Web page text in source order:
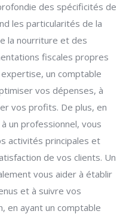
des spécificités de
les particularités de la
la nourriture et des
fiscales propres
un comptable
vos dépenses, à
vos profits. De plus, en
un professionnel, vous
activités principales et
de vos clients. Un
vous aider à établir
et à suivre vos
en ayant un comptable